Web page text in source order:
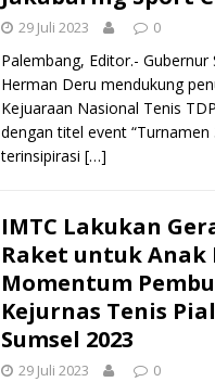
29 Juli 2023 0
Palembang, Editor.- Gubernur
Herman Deru mendukung
Kejuaraan Nasional Tenis
dengan titel event “Turnamen
terinsipirasi […]
IMTC Lakukan
Raket untuk Anak
Momentum
Kejurnas Tenis
Sumsel 2023
29 Juli 2023 0